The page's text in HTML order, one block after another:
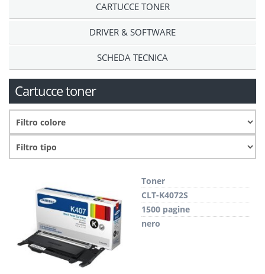
CARTUCCE TONER
DRIVER & SOFTWARE
SCHEDA TECNICA
Cartucce toner
Toner
CLT-K4072S
1500 pagine
nero